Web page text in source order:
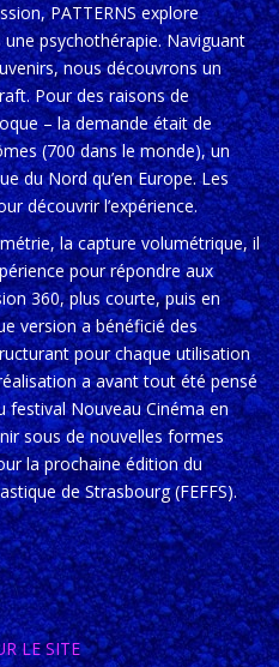
PATTERNS explore
psychothérapie. Naviguant
nous découvrons un
Pour des raisons de
– la demande était de
(700 dans le monde), un
du Nord qu’en Europe. Les
découvrir l’expérience.
la capture volumétrique, il
pour répondre aux
360, plus courte, puis en
version a bénéficié des
pour chaque utilisation
a avant tout été pensé
festival Nouveau Cinéma en
sous de nouvelles formes
la prochaine édition du
de Strasbourg (FEFFS).
LE SITE